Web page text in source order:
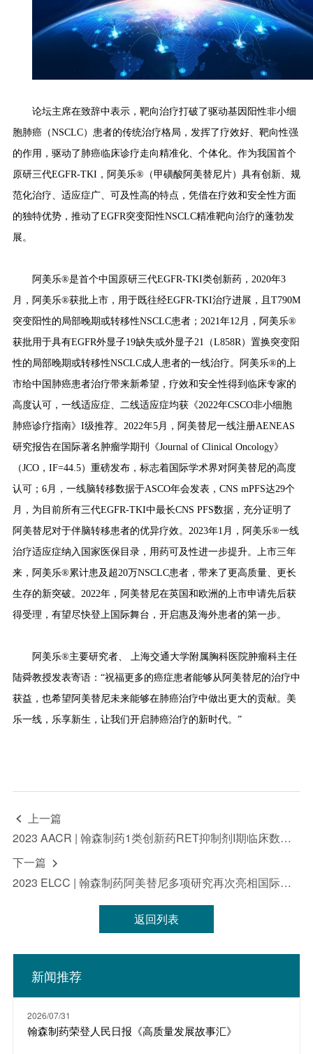
论坛主席在致辞中表示，靶向治疗打破了驱动基因阳性非小细
胞肺癌（NSCLC）患者的传统治疗格局，发挥了疗效好、靶向性强
的作用，驱动了肺癌临床诊疗走向精准化、个体化。作为我国首个
原研三代EGFR-TKI，阿美乐®（甲磺酸阿美替尼片）具有创新、规
范化治疗、适应症广、可及性高的特点，凭借在疗效和安全性方面
的独特优势，推动了EGFR突变阳性NSCLC精准靶向治疗的蓬勃发
展。
阿美乐®是首个中国原研三代EGFR-TKI类创新药，2020年3
月，阿美乐®获批上市，用于既往经EGFR-TKI治疗进展，且T790M
突变阳性的局部晚期或转移性NSCLC患者；2021年12月，阿美乐®
获批用于具有EGFR外显子19缺失或外显子21（L858R）置换突变阳
性的局部晚期或转移性NSCLC成人患者的一线治疗。阿美乐®的上
市给中国肺癌患者治疗带来新希望，疗效和安全性得到临床专家的
高度认可，一线适应症、二线适应症均获《2022年CSCO非小细胞
肺癌诊疗指南》I级推荐。2022年5月，阿美替尼一线注册AENEAS
研究报告在国际著名肿瘤学期刊《Journal of Clinical Oncology》
（JCO，IF=44.5）重磅发布，标志着国际学术界对阿美替尼的高度
认可；6月，一线脑转移数据于ASCO年会发表，CNS mPFS达29个
月，为目前所有三代EGFR-TKI中最长CNS PFS数据，充分证明了
阿美替尼对于伴脑转移患者的优异疗效。2023年1月，阿美乐®一线
治疗适应症纳入国家医保目录，用药可及性进一步提升。上市三年
来，阿美乐®累计患及超20万NSCLC患者，带来了更高质量、更长
生存的新突破。2022年，阿美替尼在英国和欧洲的上市申请先后获
得受理，有望尽快登上国际舞台，开启惠及海外患者的第一步。
阿美乐®主要研究者、
上海交通大学附属胸科医院肿瘤科主任
陆舜教授发表寄语： “祝福更多的癌症患者能够从阿美替尼的治疗中
获益，也希望阿美替尼未来能够在肺癌治疗中做出更大的贡献。美
乐一线，乐享新生，让我们开启肺癌治疗的新时代。”

上一篇
2023 AACR | 翰森制药1类创新药RET抑制剂I期临床数据首次发布
下一篇 
2023 ELCC | 翰森制药阿美替尼多项研究再次亮相国际权威学术年会
返回列表
新闻推荐
2026/07/31
翰森制药荣登人民日报《高质量发展故事汇》